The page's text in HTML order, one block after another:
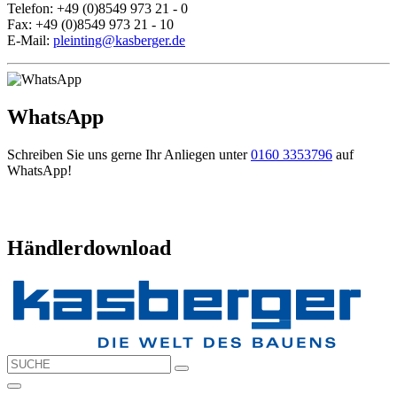
Telefon: +49 (0)8549 973 21 - 0
Fax: +49 (0)8549 973 21 - 10
E-Mail: pleinting@kasberger.de
WhatsApp
Schreiben Sie uns gerne Ihr Anliegen unter0160 3353796 auf
WhatsApp!
Händlerdownload